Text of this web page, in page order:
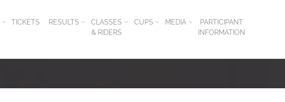
TICKETS RESULTS
CLASSES
& RIDERS
CUPS MEDIA
PARTICIPANT
INFORMATION